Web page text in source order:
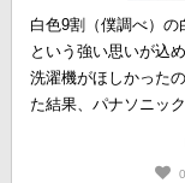
白色9割（僕調べ）の
という強い思いが込
洗濯機がほしかった
た結果、パナソニッ
0